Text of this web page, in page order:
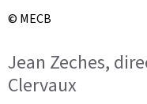
© MECB
Jean Zeches,
Clervaux